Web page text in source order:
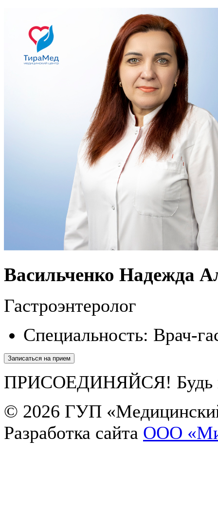
Васильченко Надежда
Гастроэнтеролог
Специальность: Врач-
Записаться на прием
ПРИСОЕДИНЯЙСЯ! Будь в
© 2026 ГУП
Разработка сайта OOO
Здравствуйте! Чем я могу Вам помочь?